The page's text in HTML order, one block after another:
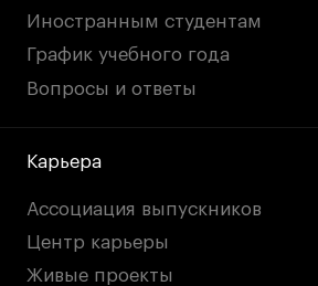
Иностранным студентам
График учебного года
Вопросы и ответы
Карьера
Ассоциация выпускников
Центр карьеры
Живые проекты